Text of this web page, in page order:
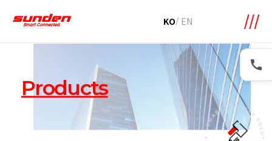
KO/ EN
Products